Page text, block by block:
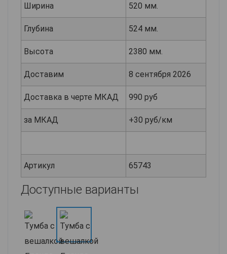
Ширина 520 мм.
Глубина 524 мм.
Высота 2380 мм.
Доставим 8 сентября 2026
Доставка в черте МКАД 990 руб
за МКАД +30 руб/км
Артикул 65743
Доступные варианты